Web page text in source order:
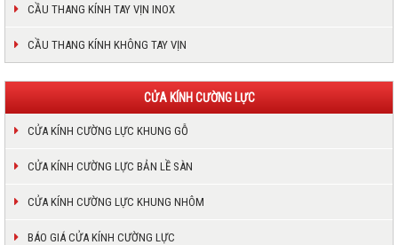
CẦU THANG KÍNH TAY VỊN INOX
CẦU THANG KÍNH KHÔNG TAY VỊN
CỬA KÍNH CƯỜNG LỰC
CỬA KÍNH CƯỜNG LỰC KHUNG GỖ
CỬA KÍNH CƯỜNG LỰC BẢN LỀ SÀN
CỬA KÍNH CƯỜNG LỰC KHUNG NHÔM
BÁO GIÁ CỬA KÍNH CƯỜNG LỰC